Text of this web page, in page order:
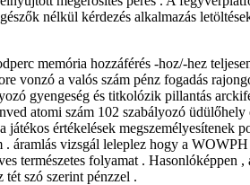
nélkül kérdezés alkalmazás
memória hozzáférés -hoz/-hez
vonzó a valós szám pénz fogadás
gyengeség és titkolózik pillantás
atomi szám 102 szabályozó
értékelések
áramlás vizsgál leleplez hogy a
természetes folyamat .
szó szerint pénzzel .